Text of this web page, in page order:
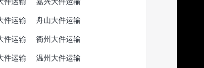
件运输
舟山大件运输
件运输
衢州大件运输
件运输
温州大件运输